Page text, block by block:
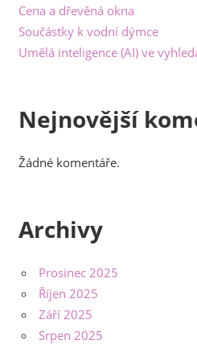
Cena a dřevěná okna
Součástky k vodní dýmce
Umělá inteligence (AI) ve
Nejnovější
Žádné komentáře.
Archivy
Prosinec 2025
Říjen 2025
Září 2025
Srpen 2025